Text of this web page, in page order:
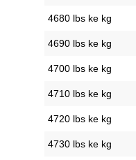
4680 lbs ke kg
4690 lbs ke kg
4700 lbs ke kg
4710 lbs ke kg
4720 lbs ke kg
4730 lbs ke kg